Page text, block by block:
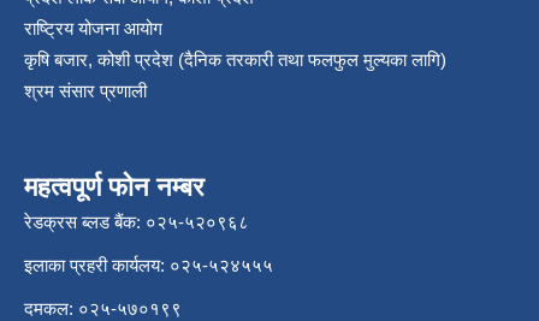
राष्ट्रिय योजना आयोग
कृषि बजार, कोशी प्रदेश (दैनिक तरकारी तथा फलफुल मुल्यका लागि)
श्रम संसार प्रणाली
महत्वपूर्ण फोन नम्बर
रेडक्रस ब्लड बैंक: ०२५-५२०९६८
इलाका प्रहरी कार्यलय: ०२५-५२४५५५
दमकल: ०२५-५७०१९९